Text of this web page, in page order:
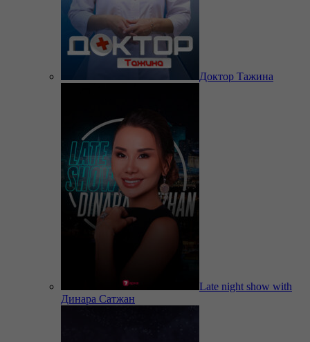
Доктор Тажина
Late night show with
Динара Сатжан